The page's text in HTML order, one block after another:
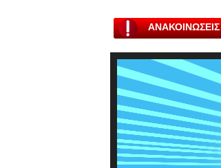
ΑΝΑΚΟΙΝΩΣΕΙΣ